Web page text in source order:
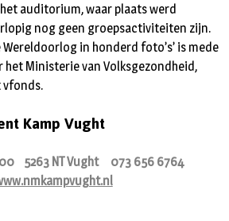
auditorium, waar plaats werd
nog geen groepsactiviteiten zijn.
Wereldoorlog in honderd foto’s’ is mede
Ministerie van Volksgezondheid,
vfonds.
Kamp Vught
5263 NT Vught 073 656 6764